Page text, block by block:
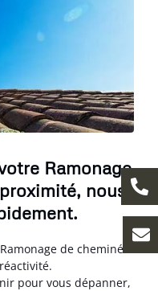
Ramonage
nous
de cheminée
pour vous dépanner,